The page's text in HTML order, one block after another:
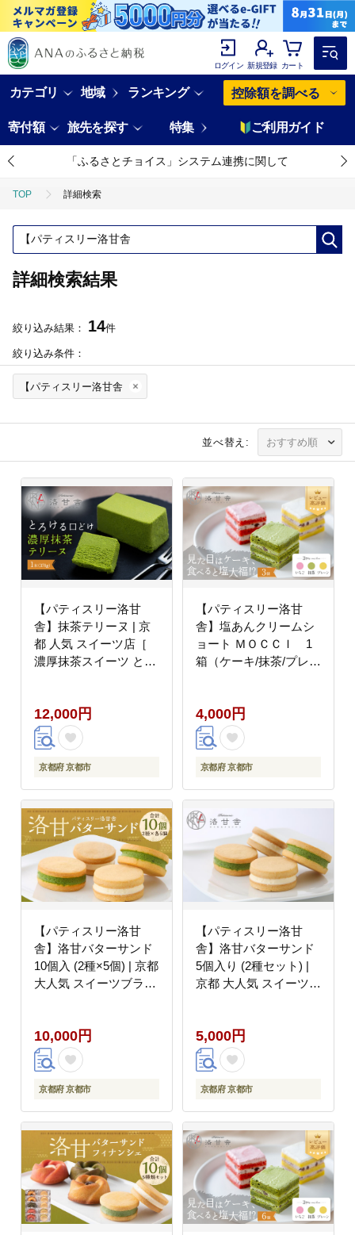
ログイン 新規登録 カート
カテゴリ 地域 ランキング 控除額を調べる
寄付額 旅先を探す 特集 ご利用ガイド
「ふるさとチョイス」システム連携に関して
TOP 詳細検索
詳細検索結果
絞り込み結果： 14件
絞り込み条件：
【パティスリー洛甘舎
並べ替え:
【パティスリー洛甘
舎】抹茶テリーヌ | 京
都 人気 スイーツ店［
濃厚抹茶スイーツ とろ
子 おいしい 人気 手土
産 ギフト おすすめ お
取り寄せ お菓子 洋菓子
送料無料 ふるさと納税
12,000円
京都府 京都市
【パティスリー洛甘
舎】塩あんクリームシ
ョート ＭＯＣＣＩ 1
箱（ケーキ/抹茶/プレー
おいしい 人気 おすすめ
お取り寄せ お菓子 洋菓
子 ］
4,000円
京都府 京都市
【パティスリー洛甘
舎】洛甘バターサンド
10個入 (2種×5個) | 京都
大人気 スイーツブラン
キー おすすめ グルメ
贅沢 お菓子 スイーツ
ギフト プレゼント お取
り寄せ 通販 送料無料
10,000円
京都府 京都市
【パティスリー洛甘
舎】洛甘バターサンド
5個入り (2種セット) |
京都 大人気 スイーツブ
クッキー おすすめ グル
メ 贅沢 お菓子 スイー
ツ ギフト プレゼント
お取り寄せ 通販 送料無
5,000円
京都府 京都市